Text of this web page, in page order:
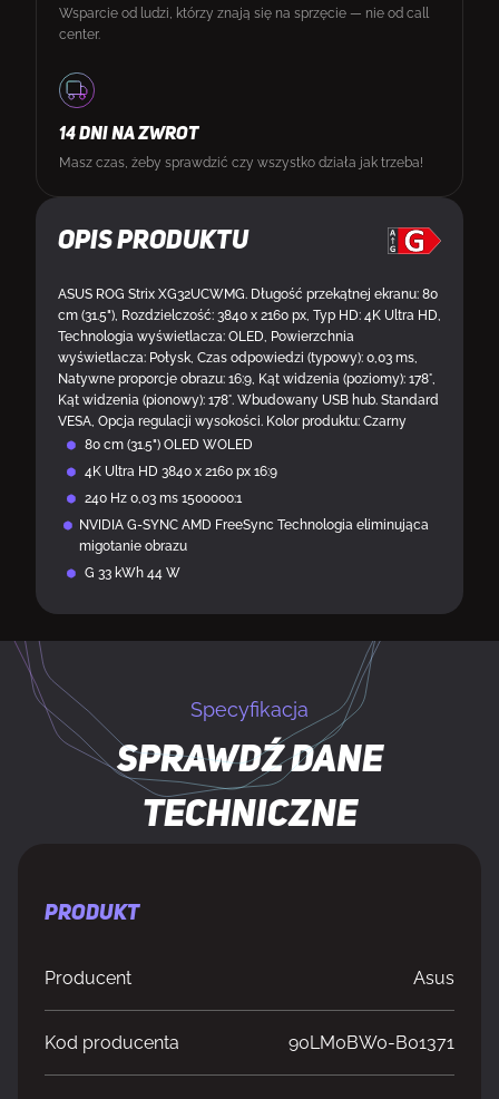
Opis produktu
ASUS ROG Strix XG32UCWMG. Długość przekątnej ekranu: 80
cm (31.5"), Rozdzielczość: 3840 x 2160 px, Typ HD: 4K Ultra HD,
Technologia wyświetlacza: OLED, Powierzchnia
wyświetlacza: Połysk, Czas odpowiedzi (typowy): 0,03 ms,
Natywne proporcje obrazu: 16:9, Kąt widzenia (poziomy): 178°,
Kąt widzenia (pionowy): 178°. Wbudowany USB hub. Standard
VESA, Opcja regulacji wysokości. Kolor produktu: Czarny
80 cm (31.5") OLED WOLED
4K Ultra HD 3840 x 2160 px 16:9
240 Hz 0,03 ms 1500000:1
NVIDIA G-SYNC AMD FreeSync Technologia eliminująca
migotanie obrazu
G 33 kWh 44 W
Wsparcie od ludzi, którzy znają się na sprzęcie — nie od call
center.
14 DNI NA ZWROT
Masz czas, żeby sprawdzić czy wszystko działa jak trzeba!
Specyfikacja
Sprawdź dane
techniczne
PRODUKT
Producent Asus
Kod producenta 90LM0BW0-B01371